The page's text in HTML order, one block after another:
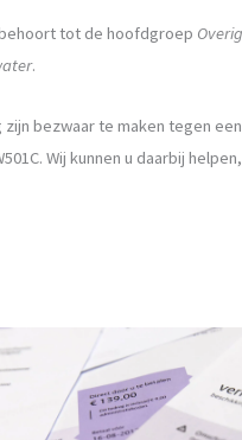
tot de hoofdgroep Overig
.
bezwaar te maken tegen
Wij kunnen u daarbij